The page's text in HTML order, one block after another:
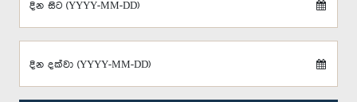
දින සිට (YYYY-MM-DD)
දින දක්වා (YYYY-MM-DD)